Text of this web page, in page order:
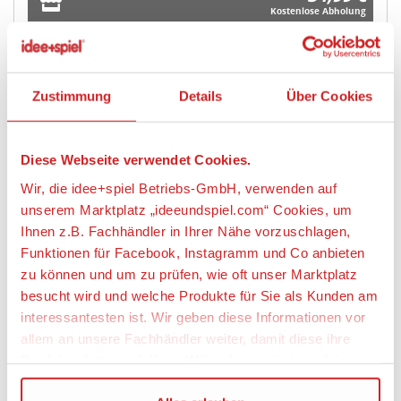
Zustimmung Details Über Cookies
Diese Webseite verwendet Cookies.
Wir, die idee+spiel Betriebs-GmbH, verwenden auf
unserem Marktplatz „ideeundspiel.com“ Cookies, um
Ihnen z.B. Fachhändler in Ihrer Nähe vorzuschlagen,
Funktionen für Facebook, Instagramm und Co anbieten
zu können und um zu prüfen, wie oft unser Marktplatz
besucht wird und welche Produkte für Sie als Kunden am
interessantesten ist. Wir geben diese Informationen vor
allem an unsere Fachhändler weiter, damit diese ihre
Kostenlose Abholung
MÄRKLIN 46890 H0 Hochbordwagen Fas,
SBB/CFF/FFS, Ep. VI
Artikelbeschreibung:
Vorbild: Vierachsiger offener Hochbordwagen Bauart
Fas der SBB Cargo. Hochbordwagen mit
Profilverstärkungen an den Wagenwänden. Graue
Grundfarbgebung. Betriebszustand ab 2020.
Highlights